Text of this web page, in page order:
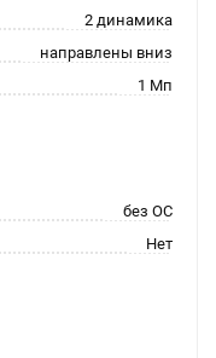
2 динамика
направлены вниз
1 Мп
без ОС
Нет